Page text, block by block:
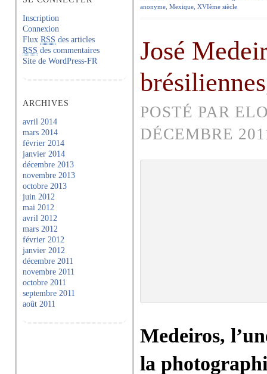
Inscription
Connexion
Flux RSS des articles
RSS des commentaires
Site de WordPress-FR
ARCHIVES
avril 2014
mars 2014
février 2014
janvier 2014
décembre 2013
novembre 2013
octobre 2013
juin 2012
mai 2012
avril 2012
mars 2012
février 2012
janvier 2012
décembre 2011
novembre 2011
octobre 2011
septembre 2011
août 2011
anonyme, Mexique, XVIème siècle
José
POSTÉ PAR
DÉCEMBRE
Medeiros,
la